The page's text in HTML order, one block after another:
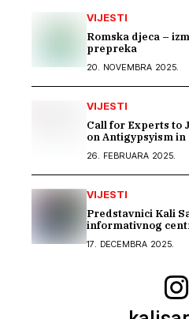
VIJESTI
Romska djeca –
prepreka
20. NOVEMBRA 2025.
VIJESTI
Call for Experts to
on Antigypsyism
26. FEBRUARA 2025.
VIJESTI
Predstavnici Kali
informativnog centra
programa o rodnoj
17. DECEMBRA 2025.